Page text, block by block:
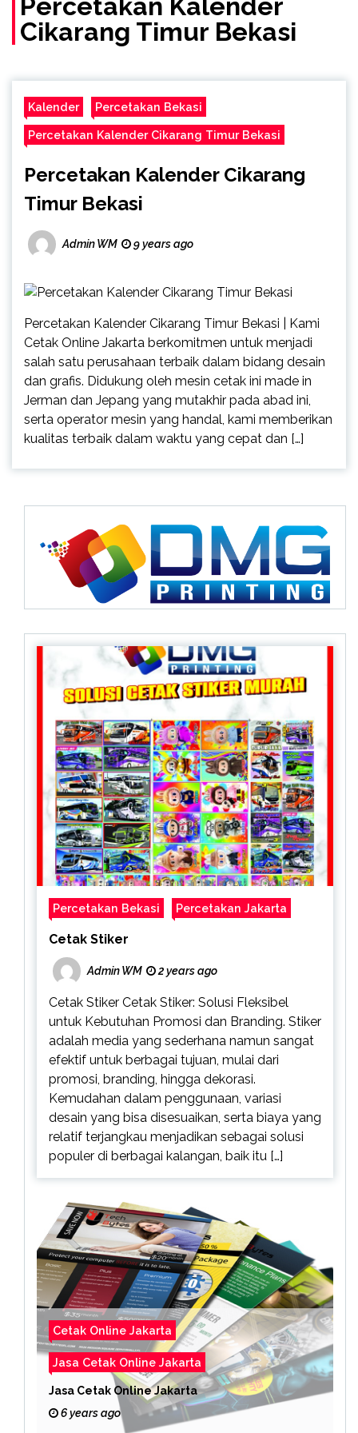
Percetakan Kalender
Cikarang Timur Bekasi
Kalender Percetakan Bekasi
Percetakan Kalender Cikarang Timur Bekasi
Percetakan Kalender Cikarang
Timur Bekasi
Admin WM 9 years ago
Percetakan Kalender Cikarang Timur Bekasi | Kami
Cetak Online Jakarta berkomitmen untuk menjadi
salah satu perusahaan terbaik dalam bidang desain
dan grafis. Didukung oleh mesin cetak ini made in
Jerman dan Jepang yang mutakhir pada abad ini,
serta operator mesin yang handal, kami memberikan
kualitas terbaik dalam waktu yang cepat dan […]
Percetakan Bekasi Percetakan Jakarta
Cetak Stiker
Admin WM 2 years ago
Cetak Stiker Cetak Stiker: Solusi Fleksibel
untuk Kebutuhan Promosi dan Branding. Stiker
adalah media yang sederhana namun sangat
efektif untuk berbagai tujuan, mulai dari
promosi, branding, hingga dekorasi.
Kemudahan dalam penggunaan, variasi
desain yang bisa disesuaikan, serta biaya yang
relatif terjangkau menjadikan sebagai solusi
populer di berbagai kalangan, baik itu […]
Cetak Online Jakarta
Jasa Cetak Online Jakarta
Jasa Cetak Online Jakarta
6 years ago